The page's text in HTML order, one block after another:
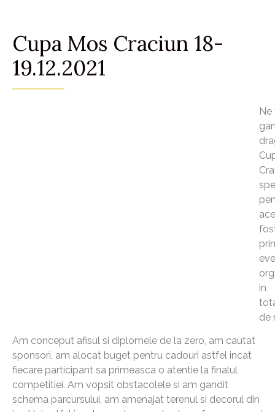
Cupa Mos Craciun 18-
19.12.2021
in
de
Am conceput afisul si diplomele de la zero, am cautat
sponsori, am alocat buget pentru cadouri astfel incat
fiecare participant sa primeasca o atentie la finalul
competitiei. Am vopsit obstacolele si am gandit
schema parcursului, am amenajat terenul si decorul din